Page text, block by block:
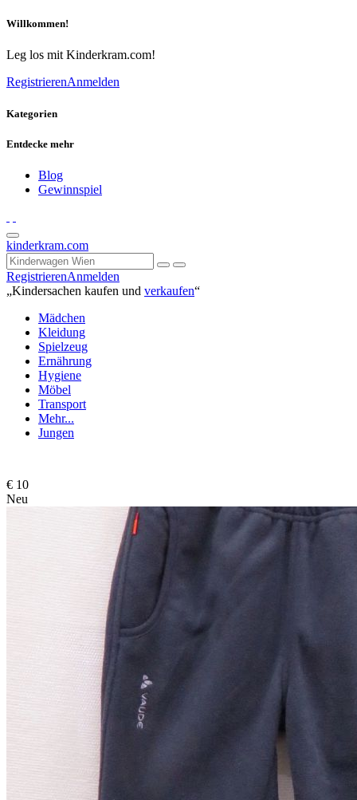
Willkommen!
Leg los mit Kinderkram.com!
RegistrierenAnmelden
Kategorien
Entdecke mehr
Blog
Gewinnspiel
kinderkram.com
RegistrierenAnmelden
„Kindersachen kaufen und verkaufen“
Mädchen
Kleidung
Spielzeug
Ernährung
Hygiene
Möbel
Transport
Mehr...
Jungen
€ 10
Neu